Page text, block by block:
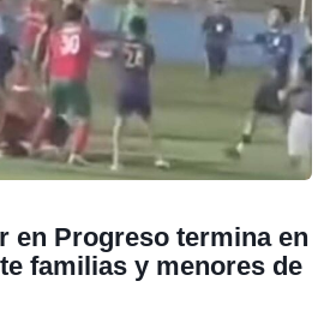
en Progreso termina en
familias y menores de